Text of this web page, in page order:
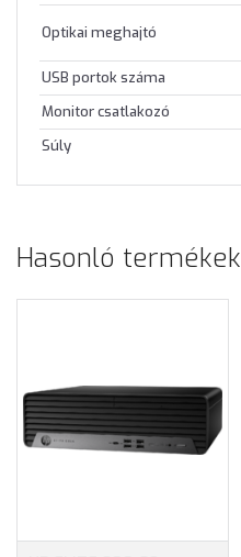
Optikai meghajtó
USB portok száma
Monitor csatlakozó
Súly
Hasonló termékek